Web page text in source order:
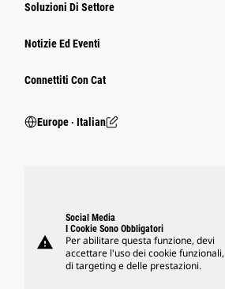
Soluzioni Di Settore
Notizie Ed Eventi
Connettiti Con Cat
Europe ‧ Italian
warning
Social Media
I Cookie Sono Obbligatori
Per abilitare questa funzione, devi
accettare l'uso dei cookie funzionali,
di targeting e delle prestazioni.